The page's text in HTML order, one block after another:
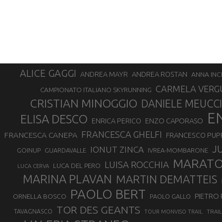
ALICE GAGGI ANDREA MAYR ANDREA ROSTAN ANNA
CAMPIONATO ITALIANO SKYRUNNING CARMELA
CRISTIAN MINOGGIO DANIELE MEUCCI
ELISA DESCO ENRICA PERICO ENZO CAPORASO
FRANCESCA CANEPA FRANCESCA GHELFI FRANCESCO
GOINUP GUARDAVALLE IONUT ZINCA IVREA-MOMBARONE
LUCA CERVA LUCA DEL PERO LUISA ROCCHIA
MARINA PLAVAN MARTIN DEMATTEIS
ORNELLA BOSCO PAOLO BERT PAOLO GALLO PIETRO
TAVAGNASCO TOR DES GEANTS TOUR MONVISO TRAIL